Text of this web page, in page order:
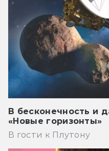
В бесконечность и
«Новые горизонты»
В гости к Плутону